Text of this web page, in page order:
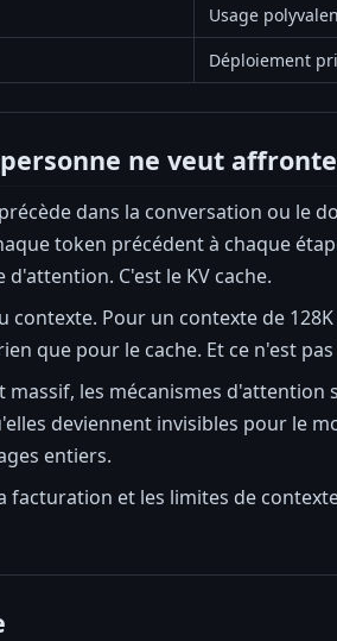
Usage
Déploiement
ne veut
dans la conversation ou le
token précédent à chaque
C'est le KV cache.
contexte. Pour un contexte de
que pour le cache. Et ce n'est
massif, les mécanismes
deviennent invisibles pour le
entiers.
et les limites de